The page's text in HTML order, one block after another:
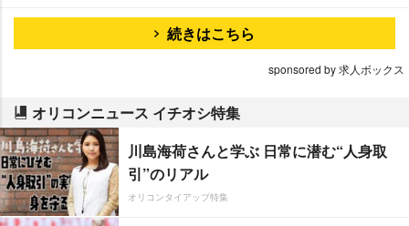
続きはこちら
sponsored by 求人ボックス
オリコンニュース イチオシ特集
川島海荷さんと学ぶ 日常に潜む“人身取
引”のリアル
オリコンタイアップ特集